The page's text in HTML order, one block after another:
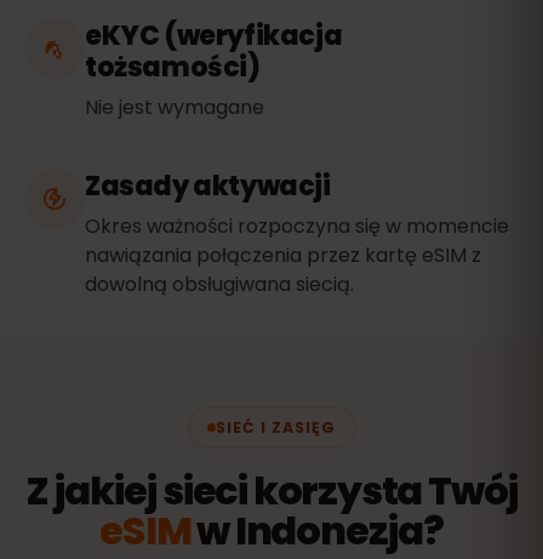
eKYC (weryfikacja
tożsamości)
Nie jest wymagane
Zasady aktywacji
Okres ważności rozpoczyna się w momencie
nawiązania połączenia przez kartę eSIM z
dowolną obsługiwana siecią.
SIEĆ I ZASIĘG
Z jakiej sieci korzysta Twój
eSIMw Indonezja?